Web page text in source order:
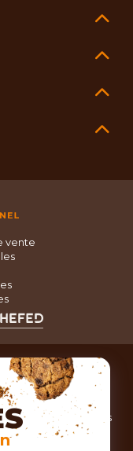
vente
concocter de
grand chef ?
nous vous
issus des meilleures
de pâtisserie,
de cuisine,